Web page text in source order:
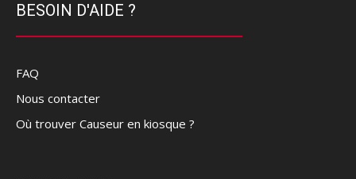
BESOIN D'AIDE ?
FAQ
Nous contacter
Où trouver Causeur en kiosque ?